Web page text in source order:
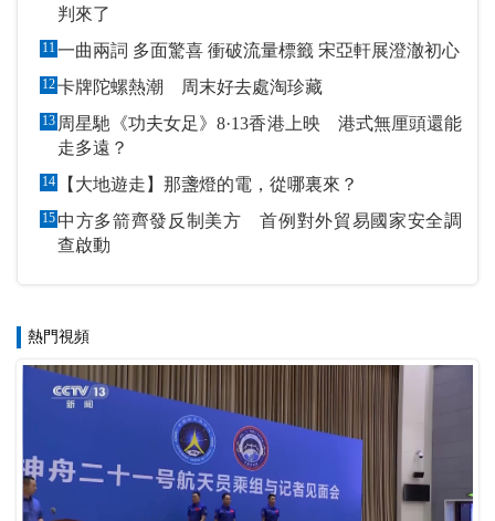
判來了
11 一曲兩詞 多面驚喜 衝破流量標籤 宋亞軒展澄澈初心
12卡牌陀螺熱潮 周末好去處淘珍藏
13 周星馳《功夫女足》8·13香港上映 港式無厘頭還能
走多遠？
14 【大地遊走】那盞燈的電，從哪裏來？
15 中方多箭齊發反制美方 首例對外貿易國家安全調
查啟動
熱門視頻